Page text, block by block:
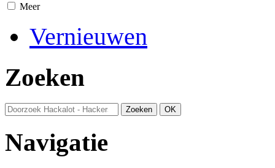
Meer
Vernieuwen
Zoeken
Navigatie